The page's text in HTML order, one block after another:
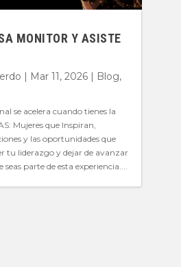
MONITOR Y ASISTE
| Mar 11, 2026| Blog,
se acelera cuando tienes la
Mujeres que Inspiran,
y las oportunidades que
tu liderazgo y dejar de avanzar
parte de esta experiencia....